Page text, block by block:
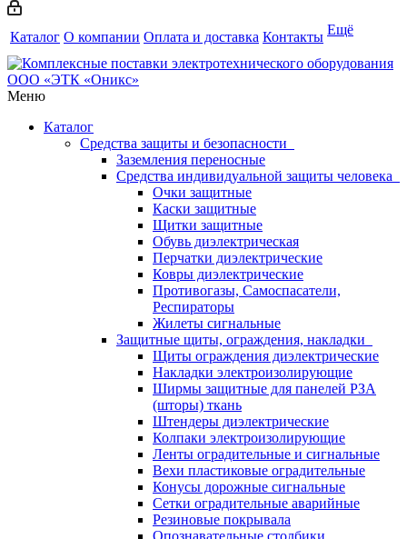
Каталог О компании Оплата и доставка Контакты Ещё
Меню
Каталог
Средства защиты и безопасности
Заземления переносные
Средства индивидуальной защиты человека
Очки защитные
Каски защитные
Щитки защитные
Обувь диэлектрическая
Перчатки диэлектрические
Ковры диэлектрические
Противогазы, Самоспасатели,
Респираторы
Жилеты сигнальные
Защитные щиты, ограждения, накладки
Щиты ограждения диэлектрические
Накладки электроизолирующие
Ширмы защитные для панелей РЗА
(шторы) ткань
Штендеры диэлектрические
Колпаки электроизолирующие
Ленты оградительные и сигнальные
Вехи пластиковые оградительные
Конусы дорожные сигнальные
Сетки оградительные аварийные
Резиновые покрывала
Опознавательные столбики